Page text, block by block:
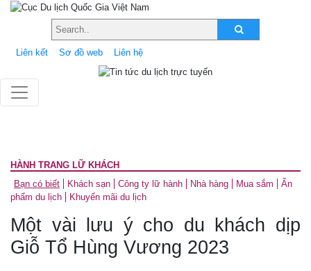
Liên kết Sơ đồ web Liên hệ
HÀNH TRANG LỮ KHÁCH
Bạn có biết
Khách sạn Công ty lữ hành Nhà hàng Mua sắm
Ấn
phẩm du lịch
Khuyến mãi du lịch
Một vài lưu ý cho du khách dịp
Giỗ Tổ Hùng Vương 2023